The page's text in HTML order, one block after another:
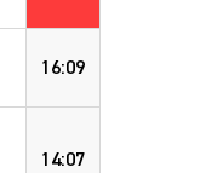
16:09
14:07